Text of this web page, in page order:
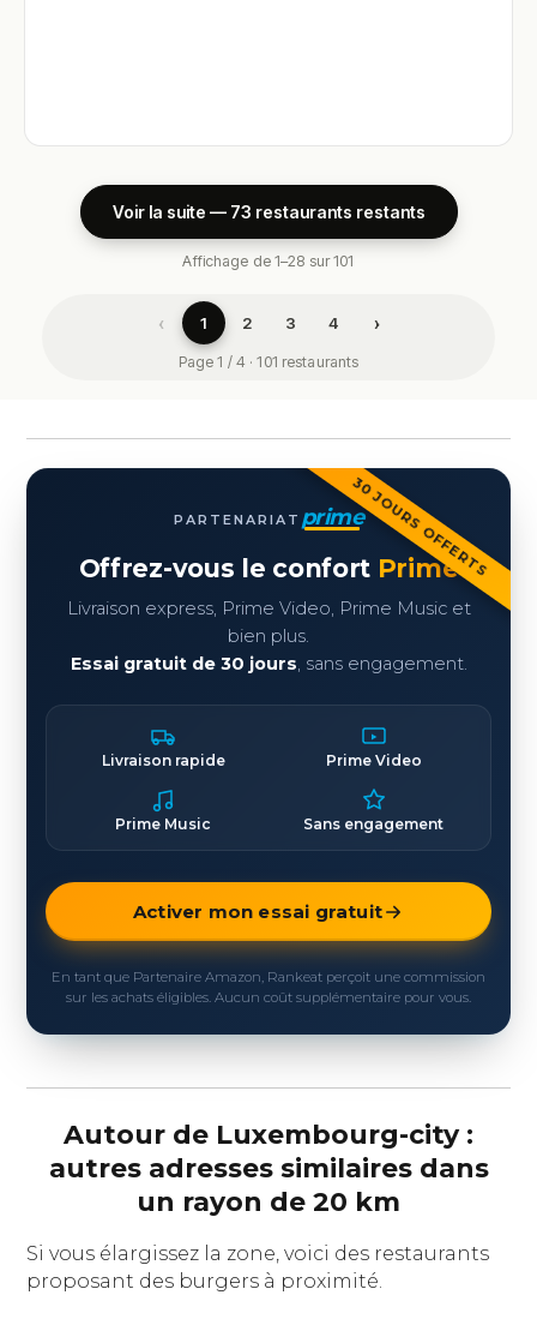
Voir la suite — 73 restaurants restants
Affichage de 1–28 sur 101
‹ 1 2 3 4 ›
Page 1 / 4 · 101 restaurants
30 JOURS OFFERTS
PARTENARIAT prime
Offrez-vous le confort Prime
Livraison express, Prime Video, Prime Music et
bien plus.
Essai gratuit de 30 jours, sans engagement.
Livraison rapide Prime Video
Prime Music Sans engagement
Activer mon essai gratuit
En tant que Partenaire Amazon, Rankeat perçoit une commission
sur les achats éligibles. Aucun coût supplémentaire pour vous.
Autour de Luxembourg-city :
autres adresses similaires dans
un rayon de 20 km
Si vous élargissez la zone, voici des restaurants
proposant des burgers à proximité.